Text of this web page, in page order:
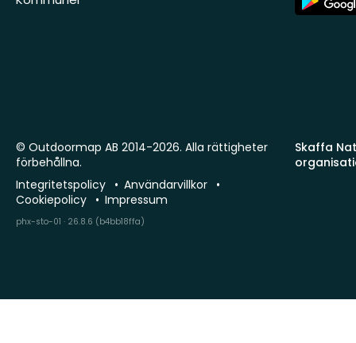
Store
Skaffa
© Outdoormap AB 2014-2026. Alla rättigheter
förbehållna.
Integritetspolicy
Användarvillkor
Cookiepolicy
Impressum
phx-sto-01 · 26.8.6 (b4bb18ffa)